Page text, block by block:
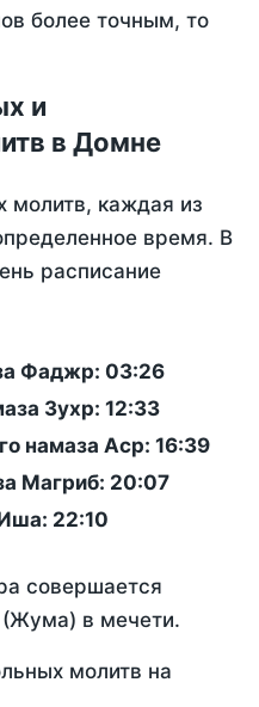
более точным, то
и
в Домне
молитв, каждая из
время. В
расписание
Фаджр: 03:26
Зухр: 12:33
намаза Аср: 16:39
Магриб: 20:07
22:10
совершается
в мечети.
молитв на